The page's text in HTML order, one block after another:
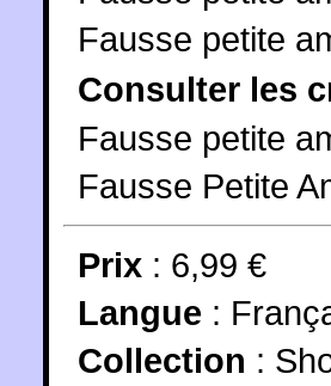
Fausse petite
Consulter les
Fausse petite
Fausse Petite
Prix : 6,99 €
Langue :
Collection :